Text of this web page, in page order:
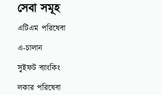
সেবা সমূহ
এটিএম পরিষেবা
এ-চালান
সুইফট ব্যাংকিং
লকার পরিষেবা